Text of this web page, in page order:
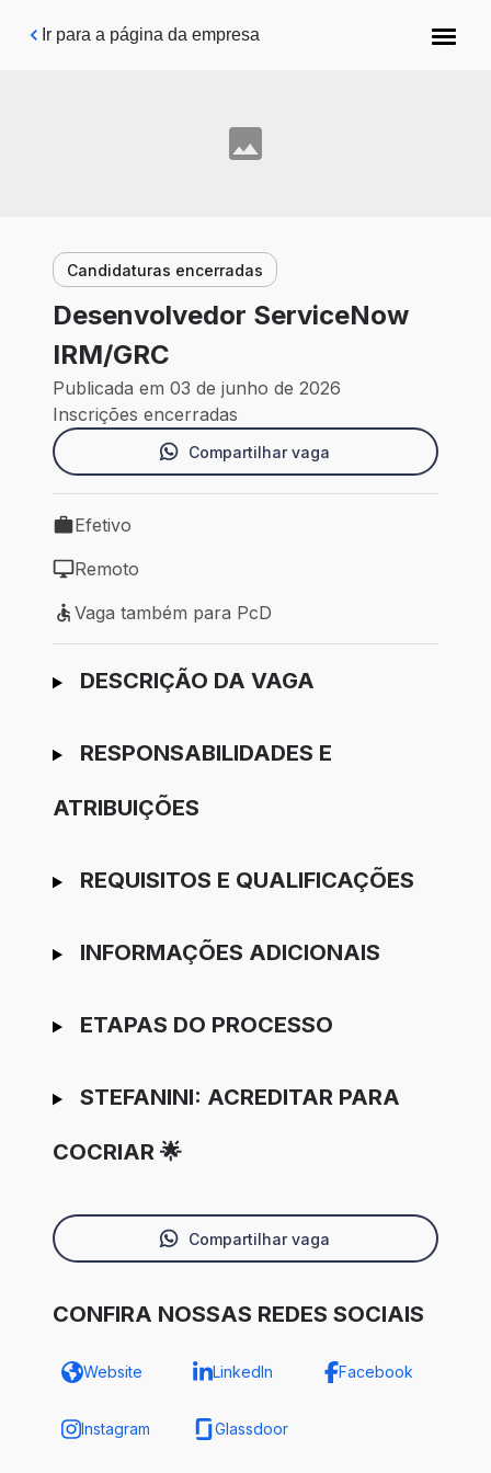
Pular para o conteúdo principal
Ir para a página da empresa
Candidaturas encerradas
Desenvolvedor ServiceNow
IRM/GRC
Publicada em 03 de junho de 2026
Inscrições encerradas
Compartilhar vaga
Tipo de vaga: Efetivo
Efetivo
Modelo de trabalho: Remoto
Remoto
Vaga também para PcD
Vaga também para PcD
Ir para candidatura
DESCRIÇÃO DA VAGA
RESPONSABILIDADES E
ATRIBUIÇÕES
REQUISITOS E QUALIFICAÇÕES
INFORMAÇÕES ADICIONAIS
ETAPAS DO PROCESSO
STEFANINI: ACREDITAR PARA
COCRIAR 🌟
Compartilhar vaga
CONFIRA NOSSAS REDES SOCIAIS
Website LinkedIn Facebook
Instagram Glassdoor